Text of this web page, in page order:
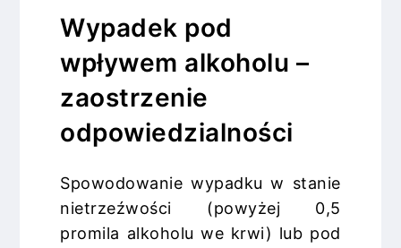
Wypadek pod
wpływem alkoholu –
zaostrzenie
odpowiedzialności
Spowodowanie wypadku w stanie
nietrzeźwości (powyżej 0,5
promila alkoholu we krwi) lub pod